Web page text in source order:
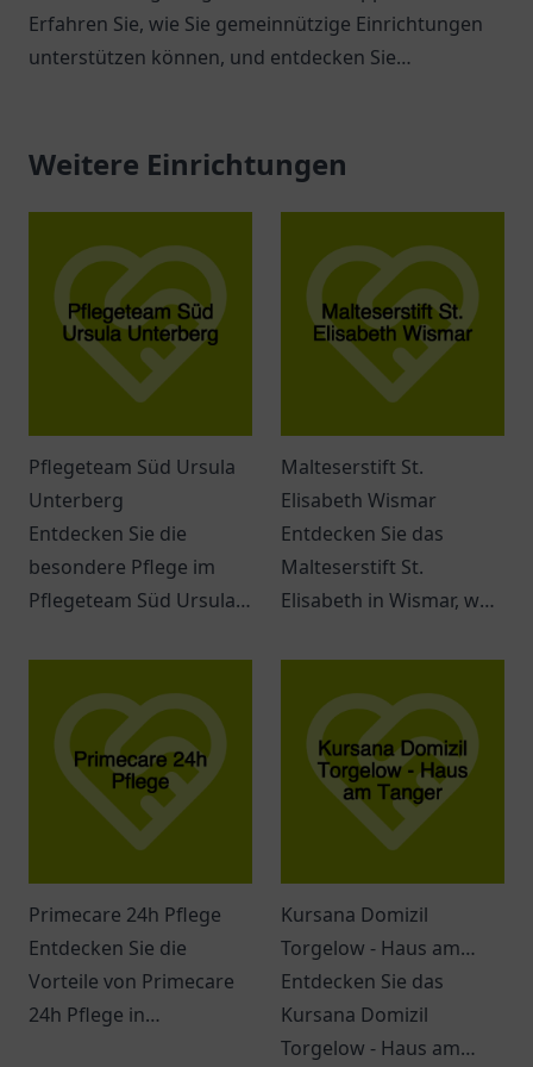
Erfahren Sie, wie Sie gemeinnützige Einrichtungen
unterstützen können, und entdecken Sie
Weitere Einrichtungen
Pflegeteam Süd Ursula
Unterberg
Entdecken Sie die
besondere Pflege im
Pflegeteam Süd Ursula
ein Ort für individuelle
Betreuung und
Unterstützung.
Malteserstift St.
Elisabeth Wismar
Entdecken Sie das
Malteserstift St.
Elisabeth in Wismar, wo
Gemeinschaft im Fokus
stehen – ein Ort für
geborgene
Seniorenpflege.
Primecare 24h Pflege
Entdecken Sie die
Vorteile von Primecare
24h Pflege in
Kursana Domizil
Torgelow - Haus am
Tanger
Entdecken Sie das
Kursana Domizil
Torgelow - Haus am